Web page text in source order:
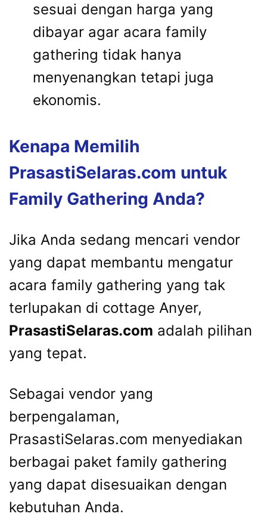
sesuai dengan harga yang
dibayar agar acara family
gathering tidak hanya
menyenangkan tetapi juga
ekonomis.
Kenapa Memilih
PrasastiSelaras.com untuk
Family Gathering Anda?
Jika Anda sedang mencari vendor
yang dapat membantu mengatur
acara family gathering yang tak
terlupakan di cottage Anyer,
PrasastiSelaras.com adalah pilihan
yang tepat.
Sebagai vendor yang
berpengalaman,
PrasastiSelaras.com menyediakan
berbagai paket family gathering
yang dapat disesuaikan dengan
kebutuhan Anda.